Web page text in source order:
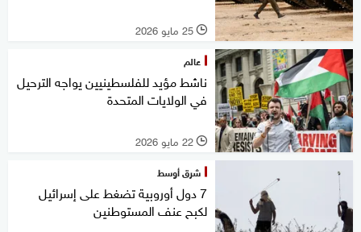
l 25 مايو 2026
عالم
ناشط مؤيد للفلسطينيين يواجه الترحيل
في الولايات المتحدة
l 22 مايو 2026
شرق أوسط
7 دول أوروبية تضغط على إسرائيل
لكبح عنف المستوطنين